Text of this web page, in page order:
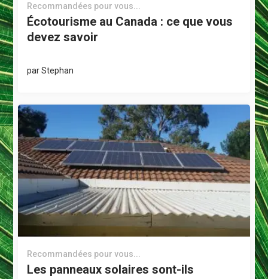
Recommandées pour vous...
Écotourisme au Canada : ce que vous
devez savoir
parStephan
Recommandées pour vous...
Les panneaux solaires sont-ils